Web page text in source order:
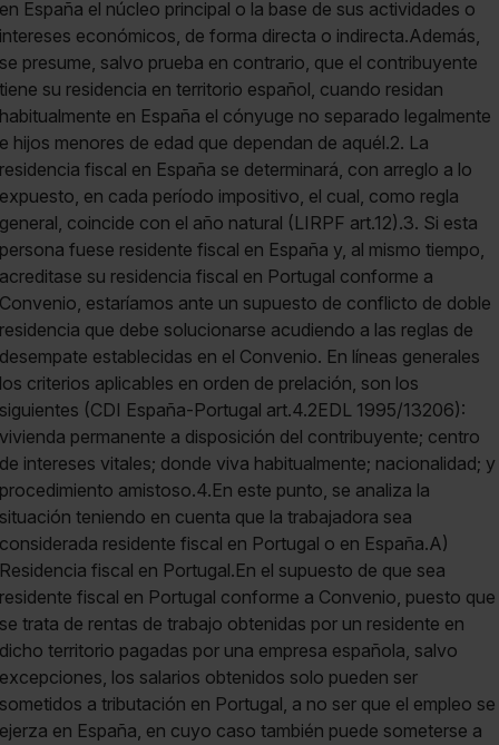
en España el núcleo principal o la base de sus actividades o
intereses económicos, de forma directa o indirecta.Además,
se presume, salvo prueba en contrario, que el contribuyente
tiene su residencia en territorio español, cuando residan
habitualmente en España el cónyuge no separado legalmente
e hijos menores de edad que dependan de aquél.2. La
residencia fiscal en España se determinará, con arreglo a lo
expuesto, en cada período impositivo, el cual, como regla
general, coincide con el año natural (LIRPF art.12).3. Si esta
persona fuese residente fiscal en España y, al mismo tiempo,
acreditase su residencia fiscal en Portugal conforme a
Convenio, estaríamos ante un supuesto de conflicto de doble
residencia que debe solucionarse acudiendo a las reglas de
desempate establecidas en el Convenio. En líneas generales
los criterios aplicables en orden de prelación, son los
siguientes (CDI España-Portugal art.4.2EDL 1995/13206):
vivienda permanente a disposición del contribuyente; centro
de intereses vitales; donde viva habitualmente; nacionalidad; y
procedimiento amistoso.4.En este punto, se analiza la
situación teniendo en cuenta que la trabajadora sea
considerada residente fiscal en Portugal o en España.A)
Residencia fiscal en Portugal.En el supuesto de que sea
residente fiscal en Portugal conforme a Convenio, puesto que
se trata de rentas de trabajo obtenidas por un residente en
dicho territorio pagadas por una empresa española, salvo
excepciones, los salarios obtenidos solo pueden ser
sometidos a tributación en Portugal, a no ser que el empleo se
ejerza en España, en cuyo caso también puede someterse a